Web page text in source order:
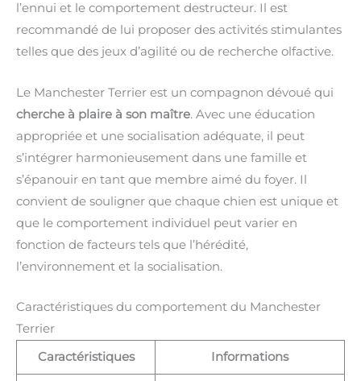
l’ennui et le comportement destructeur. Il est
recommandé de lui proposer des activités stimulantes
telles que des jeux d’agilité ou de recherche olfactive.
Le Manchester Terrier est un compagnon dévoué qui
cherche à plaire à son maître. Avec une éducation
appropriée et une socialisation adéquate, il peut
s’intégrer harmonieusement dans une famille et
s’épanouir en tant que membre aimé du foyer. Il
convient de souligner que chaque chien est unique et
que le comportement individuel peut varier en
fonction de facteurs tels que l’hérédité,
l’environnement et la socialisation.
Caractéristiques du comportement du Manchester
Terrier
Caractéristiques
Informations